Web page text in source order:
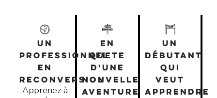
UN
PROFESSIONNEL
EN
RECONVERSION
Apprenez à
EN
QUETE
D'UNE
NOUVELLE
AVENTURE
UN
DÉBUTANT
QUI
VEUT
APPRENDRE